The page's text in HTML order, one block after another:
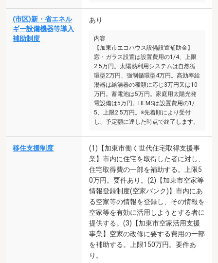
(市区)新・省エネル
ギー設備機器等導入
補助制度
あり
内容
【加東市エコハウス設備設置補助金】
窓・ガラス設置は設置費用の1/4、上限
2.5万円。太陽熱利用システムは自然循
環型2万円、強制循環型4万円。高効率給
湯器は給湯器の種類に応じ3万円又は10
万円。蓄電池は5万円。家庭用太陽光発
電設備は5万円。HEMSは設置費用の1/
5、上限2.5万円。※先着順により受付
し、予定額に達した時点で終了します。
移住支援制度
(1)【加東市働く世代住宅取得支援事
業】市内に住宅を取得した者に対し、
住宅取得費の一部を補助する。上限5
0万円。要件あり。(2)【加東市空家等
情報登録制度(空家バンク)】市内にあ
る空家等の情報を登録し、その情報を
空家等を有効に活用しようとする者に
提供する。(3)【加東市空家活用支援
事業】空家の改修に要する費用の一部
を補助する。上限150万円。要件あ
り。